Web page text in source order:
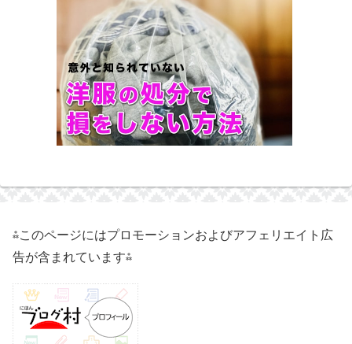
⁂このページにはプロモーションおよびアフェリエイト広
告が含まれています⁂